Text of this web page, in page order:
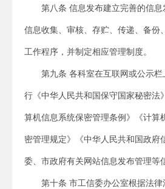
第八条 信息发布建立完善的信
信息收集、审核、存贮、传递、备份
工作程序，并制定相应管理制度。
第九条 各科室在互联网或公示
行《中华人民共和国保守国家秘密法
算机信息系统保密管理条例》《计算
密管理规定》《中华人民共和国政府
委、市政府有关网站信息发布管理等
第十条 市工信委办公室根据法